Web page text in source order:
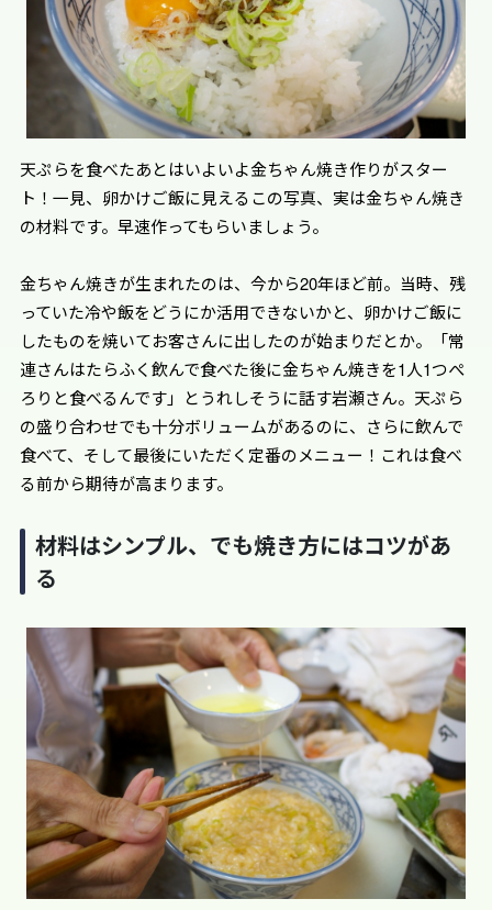
天ぷらを食べたあとはいよいよ金ちゃん焼き作りがスター
ト！一見、卵かけご飯に見えるこの写真、実は金ちゃん焼き
の材料です。早速作ってもらいましょう。
金ちゃん焼きが生まれたのは、今から20年ほど前。当時、残
っていた冷や飯をどうにか活用できないかと、卵かけご飯に
したものを焼いてお客さんに出したのが始まりだとか。「常
連さんはたらふく飲んで食べた後に金ちゃん焼きを1人1つぺ
ろりと食べるんです」とうれしそうに話す岩瀬さん。天ぷら
の盛り合わせでも十分ボリュームがあるのに、さらに飲んで
食べて、そして最後にいただく定番のメニュー！これは食べ
る前から期待が高まります。
材料はシンプル、でも焼き方にはコツがあ
る